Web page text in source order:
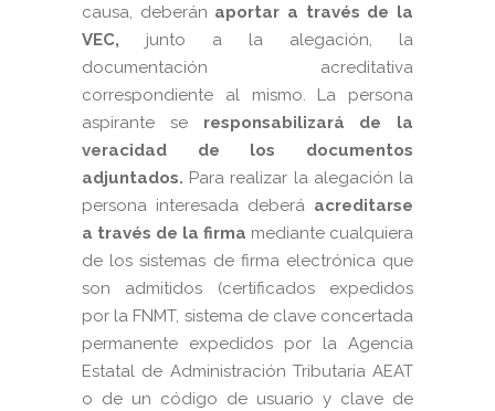
causa, deberán aportar a través de la
VEC, junto a la alegación, la
documentación acreditativa
correspondiente al mismo. La persona
aspirante se responsabilizará de la
veracidad de los documentos
adjuntados. Para realizar la alegación la
persona interesada deberá acreditarse
a través de la firma mediante cualquiera
de los sistemas de firma electrónica que
son admitidos (certificados expedidos
por la FNMT, sistema de clave concertada
permanente expedidos por la Agencia
Estatal de Administración Tributaria AEAT
o de un código de usuario y clave de